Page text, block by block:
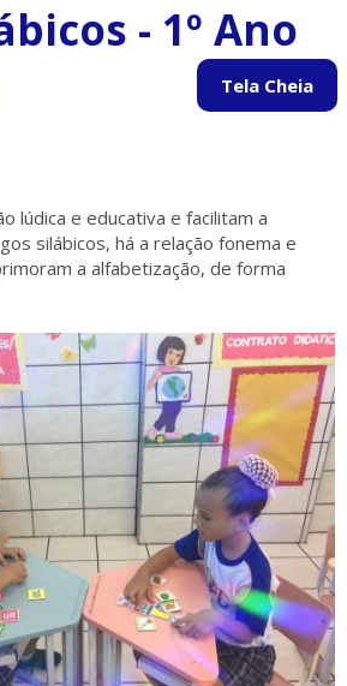
- 1º Ano
lúdica e educativa e facilitam a
silábicos, há a relação fonema e
a alfabetização, de forma